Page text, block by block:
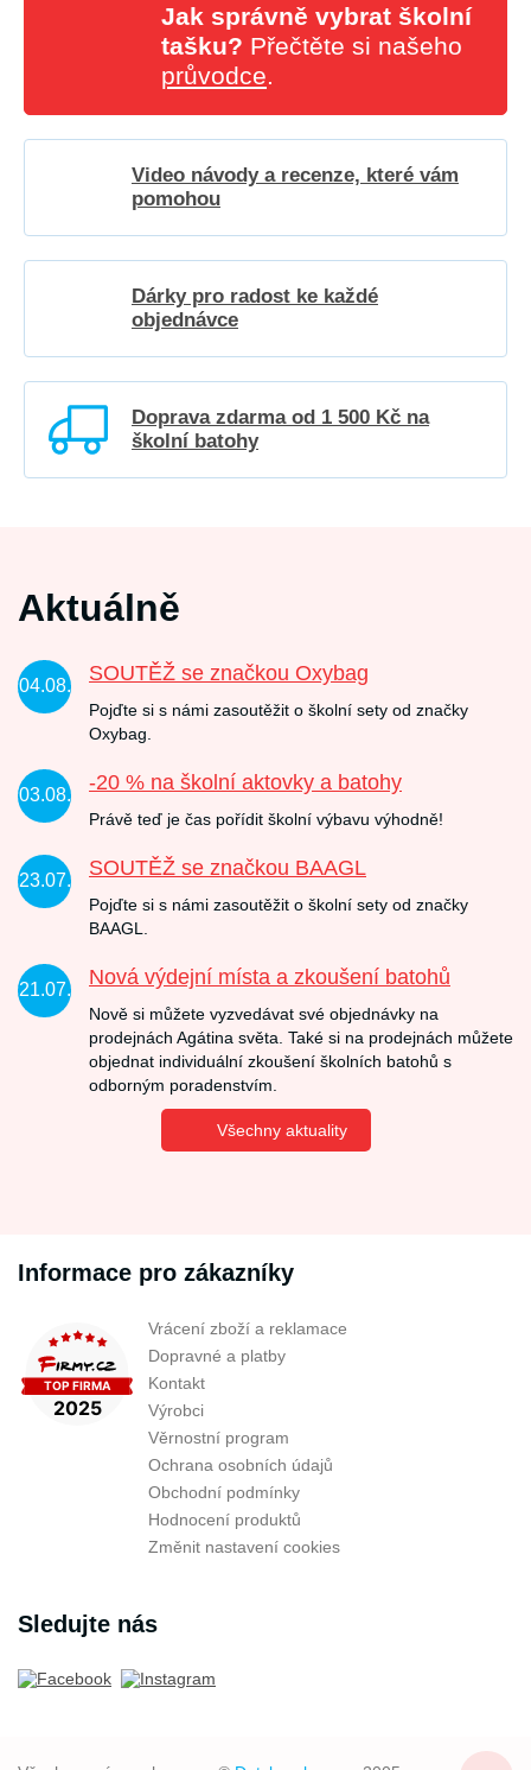
Jak správně vybrat školní
tašku? Přečtěte si našeho
průvodce.
Video návody a recenze, které vám
pomohou
Dárky pro radost ke každé
objednávce
Doprava zdarma od 1 500 Kč na
školní batohy
Aktuálně
04.08.
SOUTĚŽ se značkou Oxybag
Pojďte si s námi zasoutěžit o školní sety od značky
Oxybag.
03.08.
-20 % na školní aktovky a batohy
Právě teď je čas pořídit školní výbavu výhodně!
23.07.
SOUTĚŽ se značkou BAAGL
Pojďte si s námi zasoutěžit o školní sety od značky
BAAGL.
21.07.
Nová výdejní místa a zkoušení batohů
Nově si můžete vyzvedávat své objednávky na
prodejnách Agátina světa. Také si na prodejnách můžete
objednat individuální zkoušení školních batohů s
odborným poradenstvím.
Všechny aktuality
Informace pro zákazníky
Vrácení zboží a reklamace
Dopravné a platby
Kontakt
Výrobci
Věrnostní program
Ochrana osobních údajů
Obchodní podmínky
Hodnocení produktů
Změnit nastavení cookies
Sledujte nás